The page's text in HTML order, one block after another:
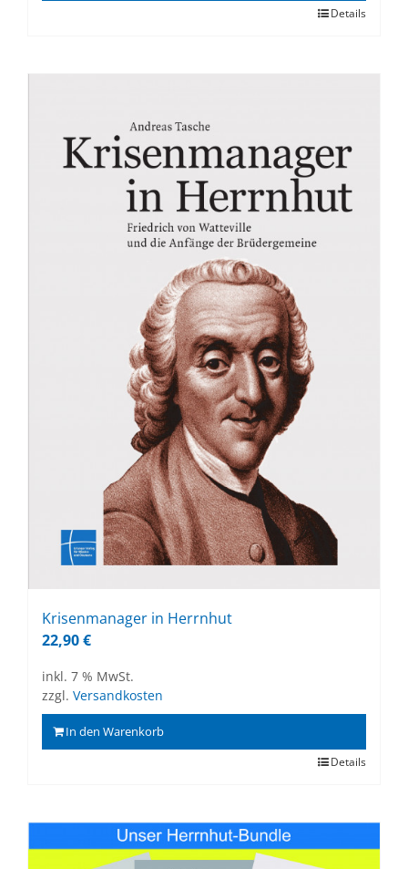
Details
Kri­sen­ma­na­ger in Herrn­hut
22,90€
inkl. 7 % MwSt.
zzgl. Versandkosten
In den Warenkorb
Details